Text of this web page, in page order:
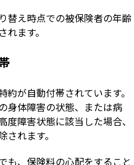
替え時点での被保険者の年齢
ます。
が自動付帯されています。
身体障害の状態、または病
障害状態に該当した場合、
れます。
も、保険料の心配をすること